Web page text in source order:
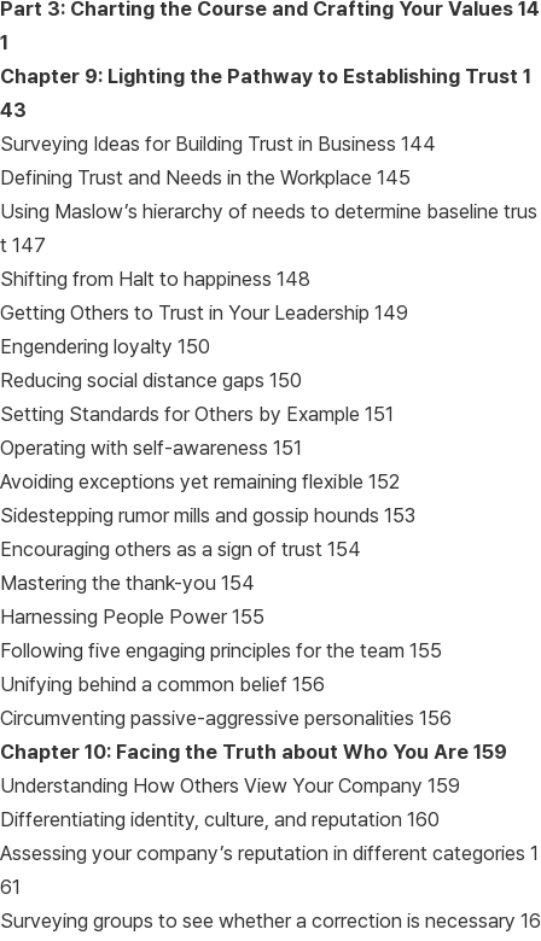
Part 3: Charting the Course and Crafting Your Values 14
1
Chapter 9: Lighting the Pathway to Establishing Trust 1
43
Surveying Ideas for Building Trust in Business 144
Defining Trust and Needs in the Workplace 145
Using Maslow’s hierarchy of needs to determine baseline trus
t 147
Shifting from Halt to happiness 148
Getting Others to Trust in Your Leadership 149
Engendering loyalty 150
Reducing social distance gaps 150
Setting Standards for Others by Example 151
Operating with self-awareness 151
Avoiding exceptions yet remaining flexible 152
Sidestepping rumor mills and gossip hounds 153
Encouraging others as a sign of trust 154
Mastering the thank-you 154
Harnessing People Power 155
Following five engaging principles for the team 155
Unifying behind a common belief 156
Circumventing passive-aggressive personalities 156
Chapter 10: Facing the Truth about Who You Are 159
Understanding How Others View Your Company 159
Differentiating identity, culture, and reputation 160
Assessing your company’s reputation in different categories 1
61
Surveying groups to see whether a correction is necessary 16